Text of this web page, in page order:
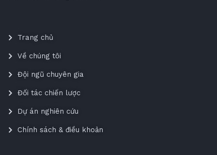
Trang chủ
Về chúng tôi
Đội ngũ chuyên gia
Đối tác chiến lược
Dự án nghiên cứu
Chính sách & điều khoản